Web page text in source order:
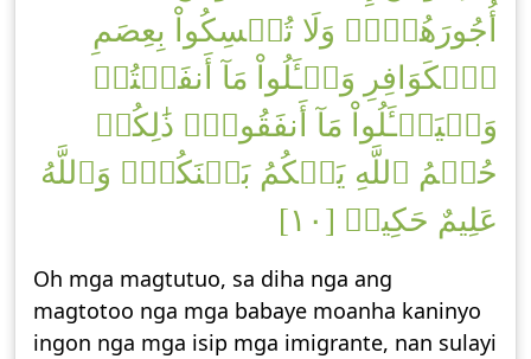
أُجُورَهُنَّۚ وَلَا تُمۡسِكُواْ بِعِصَمِ
ٱلۡكَوَافِرِ وَسۡـَٔلُواْ مَآ أَنفَقۡتُمۡ
وَلۡيَسۡـَٔلُواْ مَآ أَنفَقُواْۚ ذَٰلِكُمۡ
حُكۡمُ ٱللَّهِ يَحۡكُمُ بَيۡنَكُمۡۖ وَٱللَّهُ
عَلِيمٌ حَكِيمٞ [١٠]
Oh mga magtutuo, sa diha nga ang
magtotoo nga mga babaye moanha kaninyo
ingon nga mga isip mga imigrante, nan sulayi